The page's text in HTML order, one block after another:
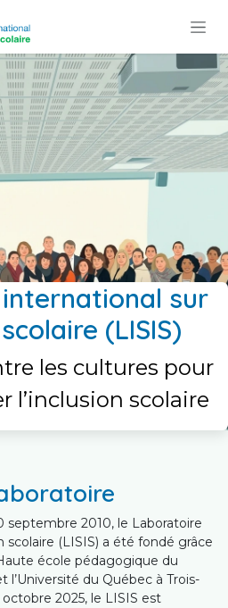
sur
(LISIS)
les cultures pour
l’inclusion scolaire
2010, le Laboratoire
scolaire (LISIS) a été fondé grâce
école pédagogique du
l’Université du Québec à Trois-
2025, le LISIS est